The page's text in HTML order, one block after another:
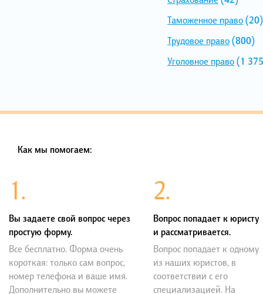
Таможенное право(20)
Трудовое право(800)
Уголовное право(1
Как мы помогаем:
1.
Вы задаете свой вопрос через
простую форму.
Все бесплатно. Форма очень
короткая: только сам вопрос,
номер телефона и ваше имя.
Дополнительно вы можете
2.
Вопрос попадает к юристу
и рассматривается.
Вопрос попадает к одному
из наших юристов, в
соответствии с его
специализацией. На